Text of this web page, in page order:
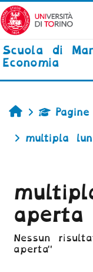
Vai al
Scuola di
Economia
Home
multipla
aperta
Nessun
aperta"